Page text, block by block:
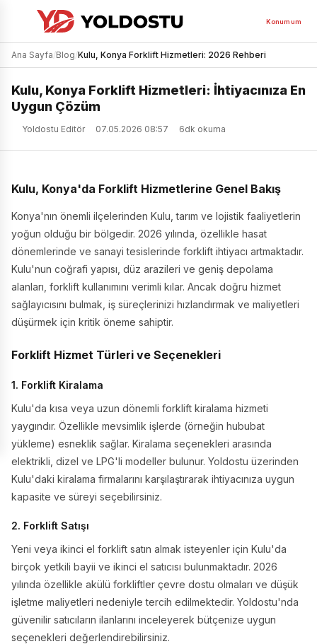
Konumum
Ana Sayfa/Blog/Kulu, Konya Forklift Hizmetleri: 2026 Rehberi
Kulu, Konya Forklift Hizmetleri: İhtiyacınıza En
Uygun Çözüm
Yoldostu Editör 07.05.2026 08:57 6dk okuma
Kulu, Konya'da Forklift Hizmetlerine Genel Bakış
Konya'nın önemli ilçelerinden Kulu, tarım ve lojistik faaliyetlerin
yoğun olduğu bir bölgedir. 2026 yılında, özellikle hasat
dönemlerinde ve sanayi tesislerinde forklift ihtiyacı artmaktadır.
Kulu'nun coğrafi yapısı, düz arazileri ve geniş depolama
alanları, forklift kullanımını verimli kılar. Ancak doğru hizmet
sağlayıcısını bulmak, iş süreçlerinizi hızlandırmak ve maliyetleri
düşürmek için kritik öneme sahiptir.
Forklift Hizmet Türleri ve Seçenekleri
1. Forklift Kiralama
Kulu'da kısa veya uzun dönemli forklift kiralama hizmeti
yaygındır. Özellikle mevsimlik işlerde (örneğin hububat
yükleme) esneklik sağlar. Kiralama seçenekleri arasında
elektrikli, dizel ve LPG'li modeller bulunur. Yoldostu üzerinden
Kulu'daki kiralama firmalarını karşılaştırarak ihtiyacınıza uygun
kapasite ve süreyi seçebilirsiniz.
2. Forklift Satışı
Yeni veya ikinci el forklift satın almak isteyenler için Kulu'da
birçok yetkili bayii ve ikinci el satıcısı bulunmaktadır. 2026
yılında özellikle akülü forkliftler çevre dostu olmaları ve düşük
işletme maliyetleri nedeniyle tercih edilmektedir. Yoldostu'nda
güvenilir satıcıların ilanlarını inceleyerek bütçenize uygun
seçenekleri değerlendirebilirsiniz.